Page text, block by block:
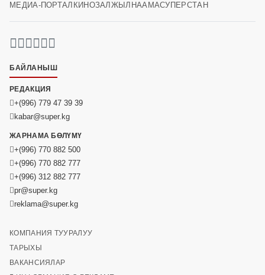
МЕДИА-ПОРТАЛ КИНОЗАЛ ЖЫЛНААМАСУПЕРСТАН
БАЙЛАНЫШ
РЕДАКЦИЯ
+(996) 779 47 39 39
kabar@super.kg
ЖАРНАМА БӨЛҮМҮ
+(996) 770 882 500
+(996) 770 882 777
+(996) 312 882 777
pr@super.kg
reklama@super.kg
КОМПАНИЯ ТУУРАЛУУ
ТАРЫХЫ
ВАКАНСИЯЛАР